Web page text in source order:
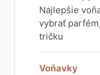
Najlepšie
vybrať
tričku
Voňavky